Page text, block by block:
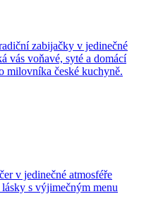
zabijačky v jedinečné
vás voňavé, syté a domácí
milovníka české kuchyně.
v jedinečné atmosféře
lásky s výjimečným menu